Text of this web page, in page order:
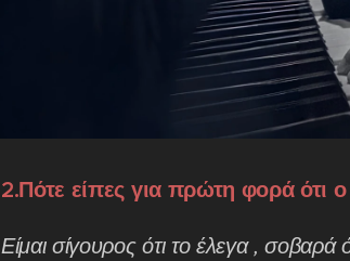
2.Πότε είπες για πρώτη φορά ότι
Είμαι σίγουρος ότι το έλεγα , σοβαρά